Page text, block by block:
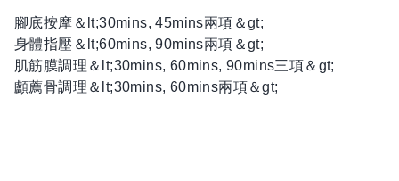
腳底按摩＆lt;30mins, 45mins兩項＆gt;
身體指壓＆lt;60mins, 90mins兩項＆gt;
肌筋膜調理＆lt;30mins, 60mins, 90mins三項＆gt;
顱薦骨調理＆lt;30mins, 60mins兩項＆gt;